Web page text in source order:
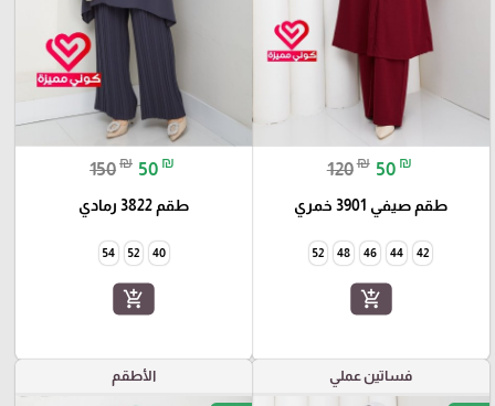
120₪ 50 ₪
طقم صيفي 3901 خمري
42
44
46
48
52
add_shopping_cart
150₪ 50 ₪
طقم 3822 رمادي
40
52
54
add_shopping_cart
فساتين عملي الأطقم